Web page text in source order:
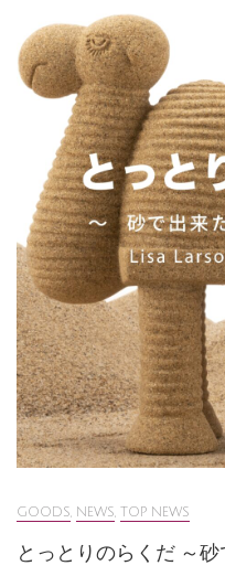
GOODS NEWS TOP NEWS
とっとりのらくだ ～